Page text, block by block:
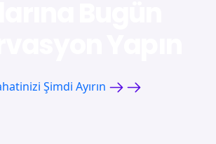
Şimdi Ayırın